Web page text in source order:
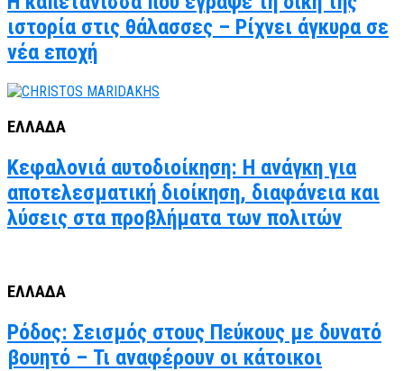
ιστορία στις θάλασσες – Ρίχνει άγκυρα σε
νέα εποχή
ΕΛΛΑΔΑ
Κεφαλονιά αυτοδιοίκηση: Η ανάγκη για
αποτελεσματική διοίκηση, διαφάνεια και
λύσεις στα προβλήματα των πολιτών
ΕΛΛΑΔΑ
Ρόδος: Σεισμός στους Πεύκους με δυνατό
βουητό – Τι αναφέρουν οι κάτοικοι